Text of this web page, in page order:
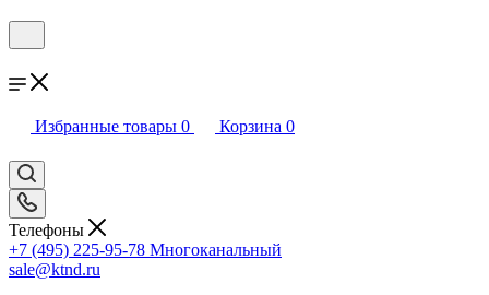
Избранные товары 0 Корзина 0
Телефоны
+7 (495) 225-95-78 Многоканальный
sale@ktnd.ru